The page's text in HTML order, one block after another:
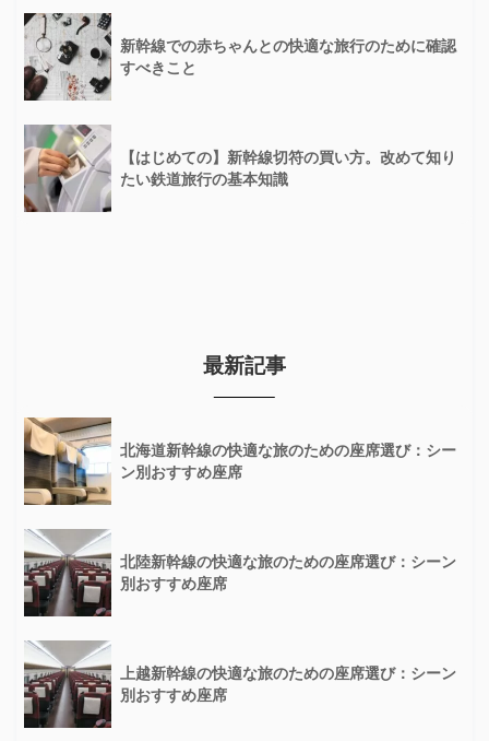
新幹線での赤ちゃんとの快適な旅行のために確認
すべきこと
【はじめての】新幹線切符の買い方。改めて知り
たい鉄道旅行の基本知識
最新記事
北海道新幹線の快適な旅のための座席選び：シー
ン別おすすめ座席
北陸新幹線の快適な旅のための座席選び：シーン
別おすすめ座席
上越新幹線の快適な旅のための座席選び：シーン
別おすすめ座席